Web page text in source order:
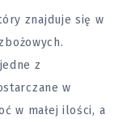
znajduje się w
z
w
w małej ilości, a